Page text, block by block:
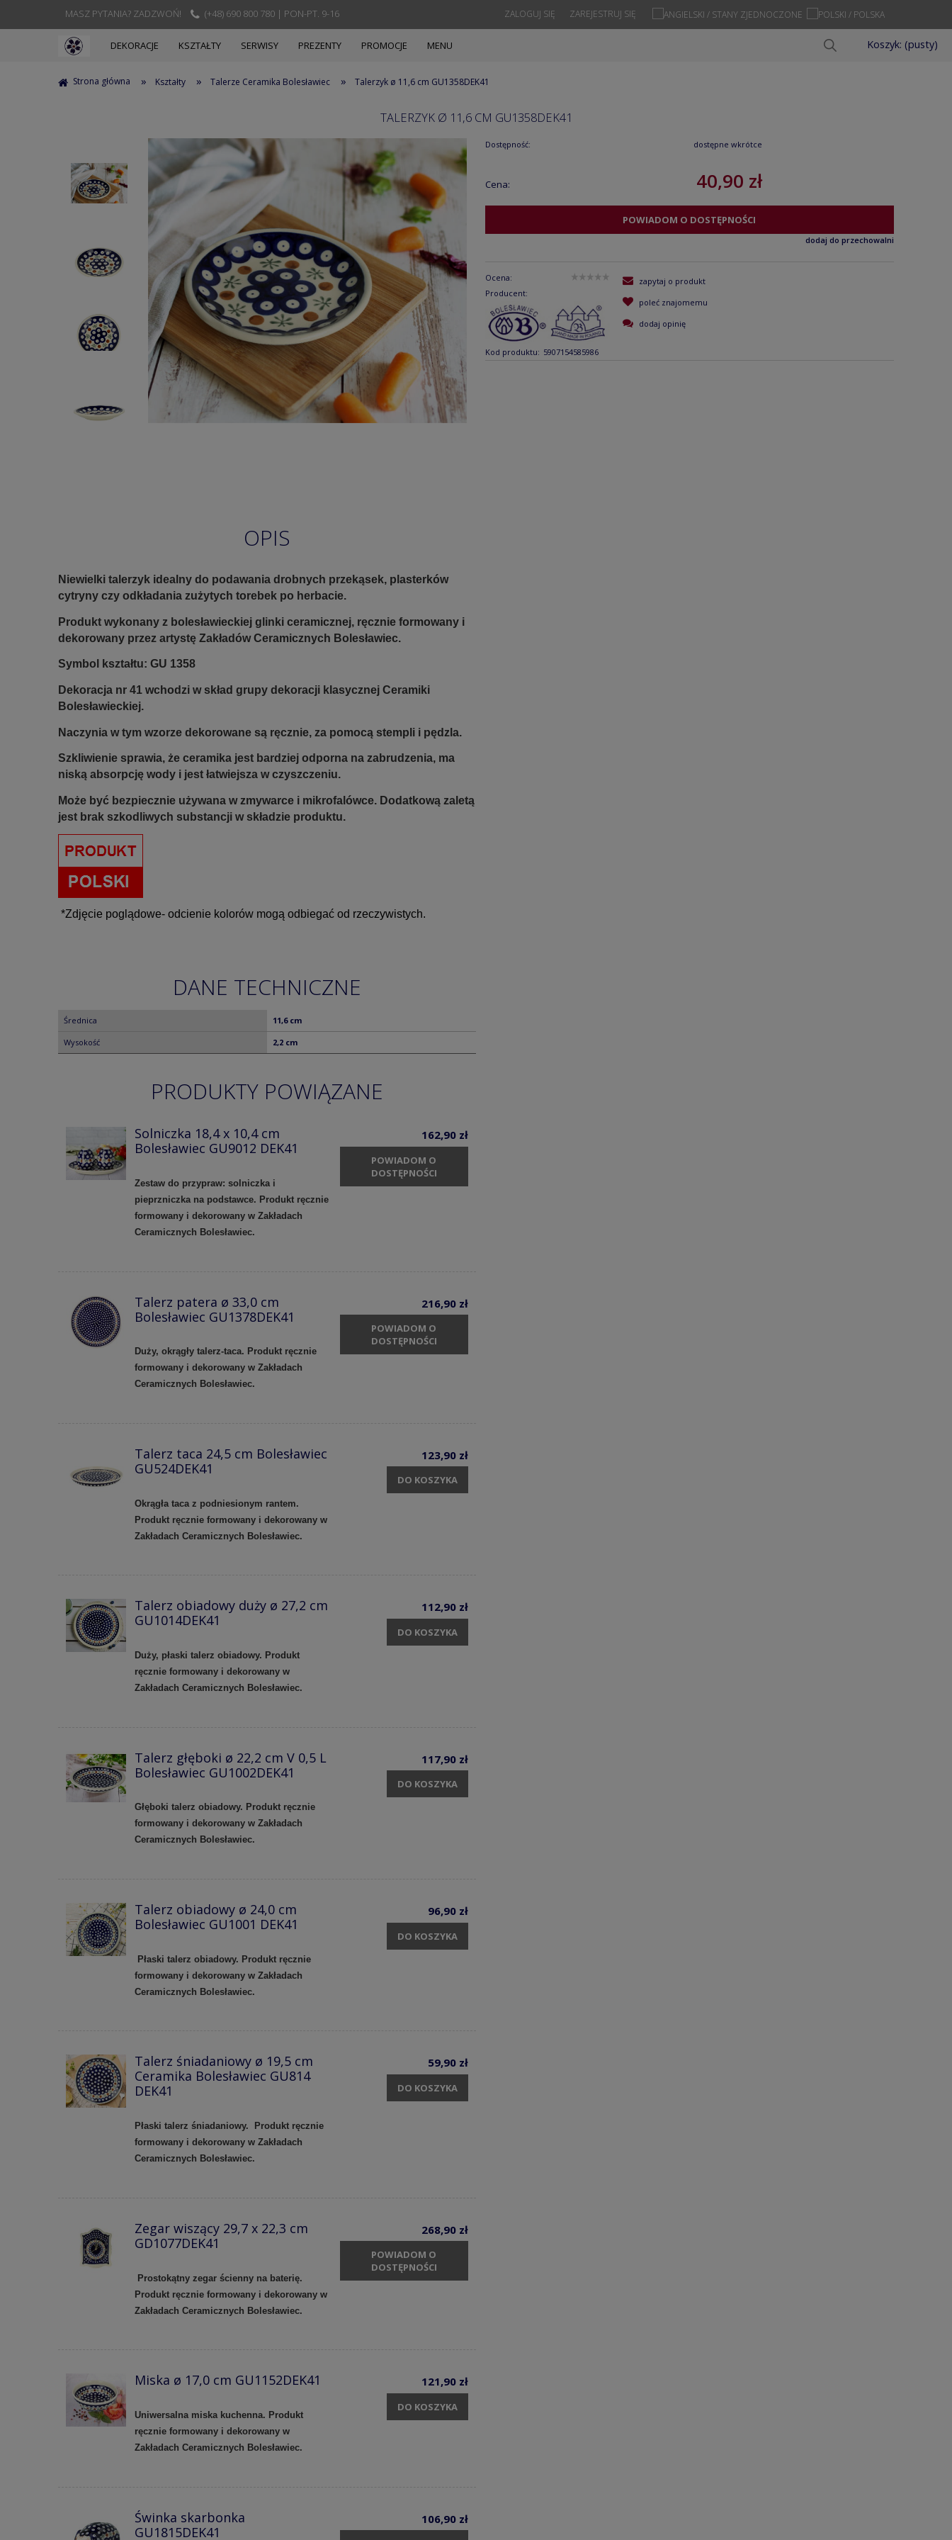
MASZ PYTANIA? ZADZWOŃ! (+48) 690 800 780 | PON-PT. 9-16 ZAREJESTRUJ SIĘ
ZALOGUJ SIĘ
Koszyk: (pusty)
DEKORACJE KSZTAŁTY SERWISY PREZENTY PROMOCJE MENU
Strona główna » Kształty » Talerze Ceramika Bolesławiec » Talerzyk ø 11,6 cm GU1358DEK41
TALERZYK Ø 11,6 CM GU1358DEK41
Dostępność: dostępne wkrótce
Cena: 40,90 zł
POWIADOM O DOSTĘPNOŚCI
dodaj do przechowalni
Ocena:
Producent:
Kod produktu: 5907154585986
zapytaj o produkt
poleć znajomemu
dodaj opinię
OPIS
Niewielki talerzyk idealny do podawania drobnych przekąsek, plasterków
cytryny czy odkładania zużytych torebek po herbacie.
Produkt wykonany z bolesławieckiej glinki ceramicznej, ręcznie formowany i
dekorowany przez artystę Zakładów Ceramicznych Bolesławiec.
Symbol kształtu: GU 1358
Dekoracja nr 41 wchodzi w skład grupy dekoracji klasycznej Ceramiki
Bolesławieckiej.
Naczynia w tym wzorze dekorowane są ręcznie, za pomocą stempli i pędzla.
Szkliwienie sprawia, że ceramika jest bardziej odporna na zabrudzenia, ma
niską absorpcję wody i jest łatwiejsza w czyszczeniu.
Może być bezpiecznie używana w zmywarce i mikrofalówce. Dodatkową zaletą
jest brak szkodliwych substancji w składzie produktu.
*Zdjęcie poglądowe- odcienie kolorów mogą odbiegać od rzeczywistych.
DANE TECHNICZNE
Średnica 11,6 cm
Wysokość 2,2 cm
PRODUKTY POWIĄZANE
Solniczka 18,4 x 10,4 cm
Bolesławiec GU9012 DEK41
Zestaw do przypraw: solniczka i
pieprzniczka na podstawce. Produkt ręcznie
formowany i dekorowany w Zakładach
Ceramicznych Bolesławiec.
162,90 zł
POWIADOM O
DOSTĘPNOŚCI
Talerz patera ø 33,0 cm
Bolesławiec GU1378DEK41
Duży, okrągły talerz-taca. Produkt ręcznie
formowany i dekorowany w Zakładach
Ceramicznych Bolesławiec.
216,90 zł
POWIADOM O
DOSTĘPNOŚCI
Talerz taca 24,5 cm Bolesławiec
GU524DEK41
Okrągła taca z podniesionym rantem.
Produkt ręcznie formowany i dekorowany w
Zakładach Ceramicznych Bolesławiec.
123,90 zł
DO KOSZYKA
Talerz obiadowy duży ø 27,2 cm
GU1014DEK41
Duży, płaski talerz obiadowy. Produkt
ręcznie formowany i dekorowany w
Zakładach Ceramicznych Bolesławiec.
112,90 zł
DO KOSZYKA
Talerz głęboki ø 22,2 cm V 0,5 L
Bolesławiec GU1002DEK41
Głęboki talerz obiadowy. Produkt ręcznie
formowany i dekorowany w Zakładach
Ceramicznych Bolesławiec.
117,90 zł
DO KOSZYKA
Talerz obiadowy ø 24,0 cm
Bolesławiec GU1001 DEK41
Płaski talerz obiadowy. Produkt ręcznie
formowany i dekorowany w Zakładach
Ceramicznych Bolesławiec.
96,90 zł
DO KOSZYKA
Talerz śniadaniowy ø 19,5 cm
Ceramika Bolesławiec GU814
DEK41
Płaski talerz śniadaniowy. Produkt ręcznie
formowany i dekorowany w Zakładach
Ceramicznych Bolesławiec.
59,90 zł
DO KOSZYKA
Zegar wiszący 29,7 x 22,3 cm
GD1077DEK41
Prostokątny zegar ścienny na baterię.
Produkt ręcznie formowany i dekorowany w
Zakładach Ceramicznych Bolesławiec.
268,90 zł
POWIADOM O
DOSTĘPNOŚCI
Miska ø 17,0 cm GU1152DEK41
Uniwersalna miska kuchenna. Produkt
ręcznie formowany i dekorowany w
Zakładach Ceramicznych Bolesławiec.
121,90 zł
DO KOSZYKA
Świnka skarbonka
GU1815DEK41
106,90 zł